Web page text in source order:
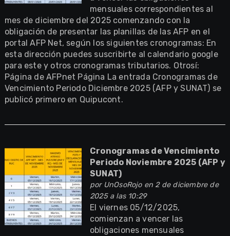
mensuales correspondientes al
mes de diciembre del 2025 comenzando con la
obligación de presentar las planillas de las AFP en el
portal AFP Net, según los siguientes cronogramas: En
esta dirección puedes suscribirte al calendario google
para este y otros cronogramas tributarios. Otrosí:
Página de AFPnet Página La entrada Cronogramas de
Vencimiento Periodo Diciembre 2025 (AFP y SUNAT) se
publicó primero en Quipucont.
Cronogramas de Vencimiento
Periodo Noviembre 2025 (AFP y
SUNAT)
por UnOsoRojoen 2 de diciembre de
2025 a las 10:29
El viernes 05/12/2025,
comienzan a vencer las
obligaciones mensuales